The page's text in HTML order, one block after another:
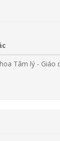
Tâm lý - Giáo